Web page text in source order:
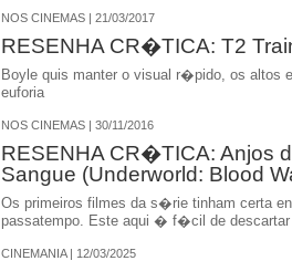
NOS CINEMAS | 21/03/2017
RESENHA CR�TICA: T2
Boyle quis manter o visual r�pido, os altos
euforia
NOS CINEMAS | 30/11/2016
RESENHA CR�TICA: Anjos
Sangue (Underworld: Blood
Os primeiros filmes da s�rie tinham certa
passatempo. Este aqui � f�cil de descartar
CINEMANIA | 12/03/2025